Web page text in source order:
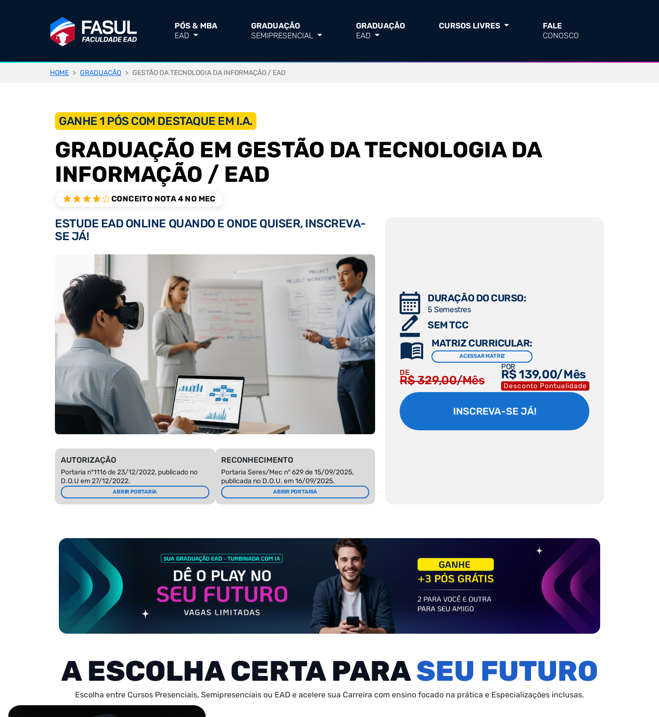
PÓS & MBA
EAD
GRADUAÇÃO
SEMIPRESENCIAL
GRADUAÇÃO
EAD
CURSOS LIVRES
FALE
CONOSCO
HOME GRADUAÇÃO GESTÃO DA TECNOLOGIA DA INFORMAÇÃO / EAD
GANHE 1 PÓS COM DESTAQUE EM I.A.
GRADUAÇÃO EM GESTÃO DA TECNOLOGIA DA
INFORMAÇÃO / EAD
CONCEITO NOTA 4 NO MEC
ESTUDE EAD ONLINE QUANDO E ONDE QUISER, INSCREVA-
SE JÁ!
AUTORIZAÇÃO
Portaria nº1116 de 23/12/2022, publicado no
D.O.U em 27/12/2022.
ABRIR PORTARIA
RECONHECIMENTO
Portaria Seres/Mec n° 629 de 15/09/2025,
publicada no D.O.U. em 16/09/2025.
ABRIR PORTARIA
DURAÇÃO DO CURSO:
5 Semestres
SEM TCC
MATRIZ CURRICULAR:
ACESSAR MATRIZ
DE
R$ 329,00/Mês
POR
R$ 139,00/Mês
Desconto Pontualidade
INSCREVA-SE JÁ!
A ESCOLHA CERTA PARASEU FUTURO
Escolha entre Cursos Presenciais, Semipresenciais ou EAD e acelere sua Carreira com ensino focado na prática e Especializações inclusas.